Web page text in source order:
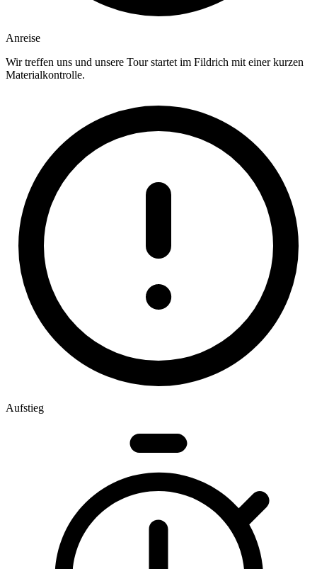
Anreise
Wir treffen uns und unsere Tour startet im Fildrich mit einer kurzen
Materialkontrolle.
Aufstieg